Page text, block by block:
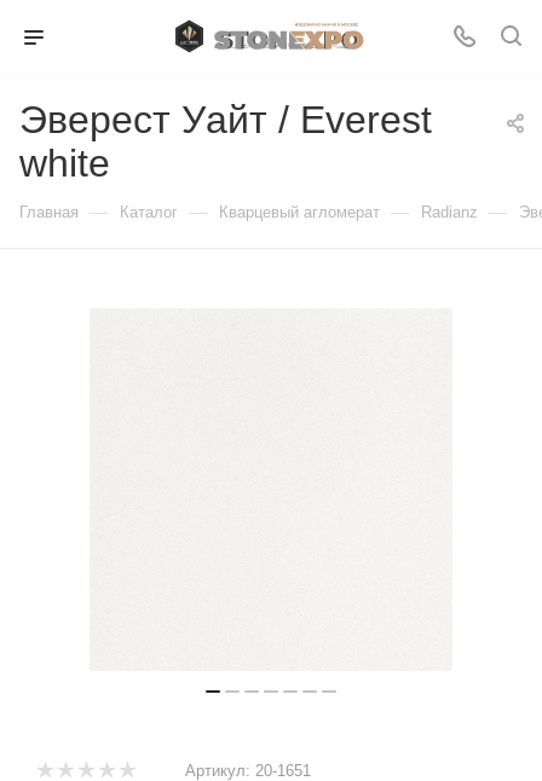
Эверест Уайт / Everest
white
Главная — Каталог — Кварцевый агломерат — Radianz —
Артикул: 20-1651